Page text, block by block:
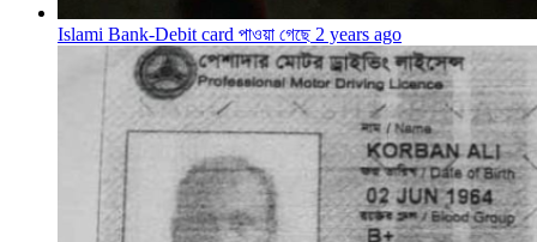
Islami Bank-Debit card পাওয়া গেছে 2 years ago